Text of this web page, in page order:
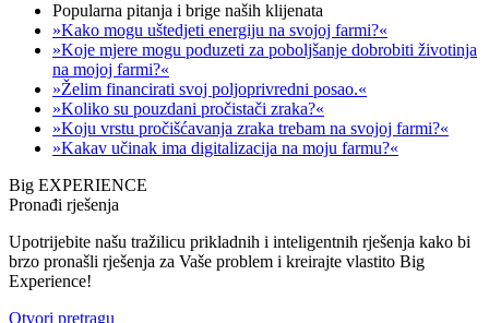
Popularna pitanja i brige naših klijenata
»Kako mogu uštedjeti energiju na svojoj farmi?«
»Koje mjere mogu poduzeti za poboljšanje dobrobiti životinja
na mojoj farmi?«
»Želim financirati svoj poljoprivredni posao.«
»Koliko su pouzdani pročistači zraka?«
»Koju vrstu pročišćavanja zraka trebam na svojoj farmi?«
»Kakav učinak ima digitalizacija na moju farmu?«
Big EXPERIENCE
Pronađi rješenja
Upotrijebite našu tražilicu prikladnih i inteligentnih rješenja kako bi
brzo pronašli rješenja za Vaše problem i kreirajte vlastito Big
Experience!
Otvori pretragu